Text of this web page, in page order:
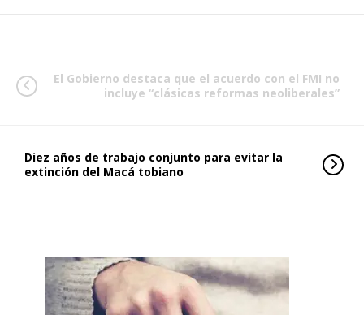
El Gobierno destaca que el acuerdo con el FMI no
incluye “clásicas reformas neoliberales”
Diez años de trabajo conjunto para evitar la
extinción del Macá tobiano